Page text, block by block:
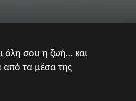
όλη σου η ζωή… και
από τα μέσα της